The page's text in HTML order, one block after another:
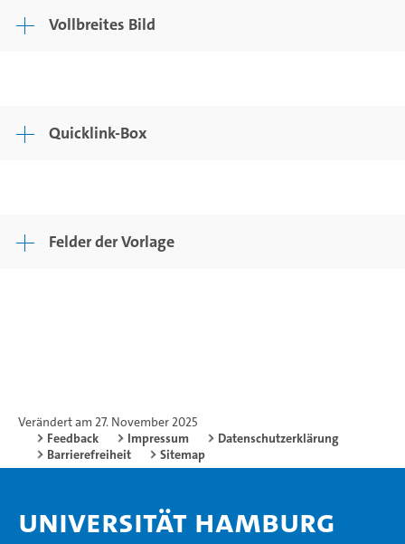
Vollbreites Bild
Quicklink-Box
Felder der Vorlage
Verändert am 27. November 2025
Feedback
Impressum
Datenschutzerklärung
Barrierefreiheit
Sitemap
Universität Hamburg